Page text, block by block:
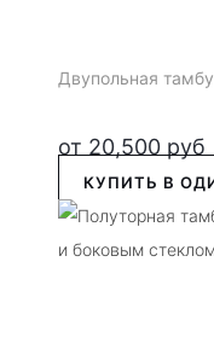
Двупольная
от 20,500 руб
КУПИТЬ В